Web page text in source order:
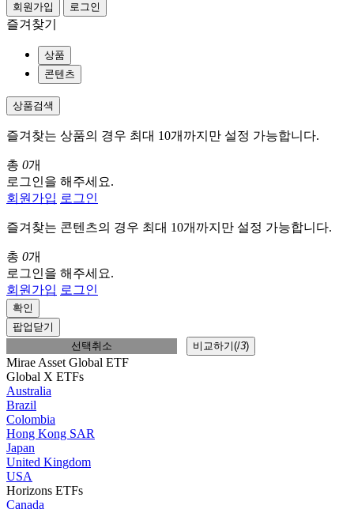
회원가입 로그인
즐겨찾기
상품
콘텐츠
상품검색
즐겨찾는 상품의 경우 최대 10개까지만 설정 가능합니다.
총 0개
로그인을 해주세요.
회원가입 로그인
즐겨찾는 콘텐츠의 경우 최대 10개까지만 설정 가능합니다.
총 0개
로그인을 해주세요.
회원가입 로그인
확인
팝업닫기
선택취소
비교하기(/3)
Mirae Asset Global ETF
Global X ETFs
Australia
Brazil
Colombia
Hong Kong SAR
Japan
United Kingdom
USA
Horizons ETFs
Canada